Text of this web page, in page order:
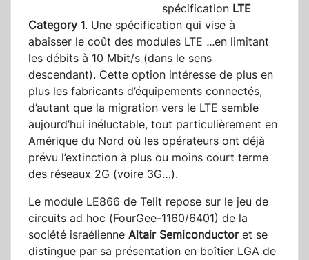
spécification LTE
Category 1. Une spécification qui vise à
abaisser le coût des modules LTE ...en limitant
les débits à 10 Mbit/s (dans le sens
descendant). Cette option intéresse de plus en
plus les fabricants d’équipements connectés,
d’autant que la migration vers le LTE semble
aujourd’hui inéluctable, tout particulièrement en
Amérique du Nord où les opérateurs ont déjà
prévu l’extinction à plus ou moins court terme
des réseaux 2G (voire 3G…).
Le module LE866 de Telit repose sur le jeu de
circuits ad hoc (FourGee-1160/6401) de la
société israélienne Altair Semiconductoret se
distingue par sa présentation en boîtier LGA de